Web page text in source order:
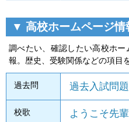
▼ 高校ホームページ情
調べたい、確認したい高校ホ
報。歴史、受験関係などの項目
過去問 過去入試問
校歌 ようこそ先